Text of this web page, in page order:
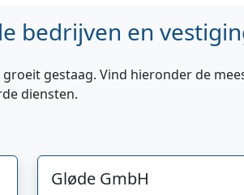
bedrijven en
gestaag. Vind hieronder de
diensten.
Gløde GmbH